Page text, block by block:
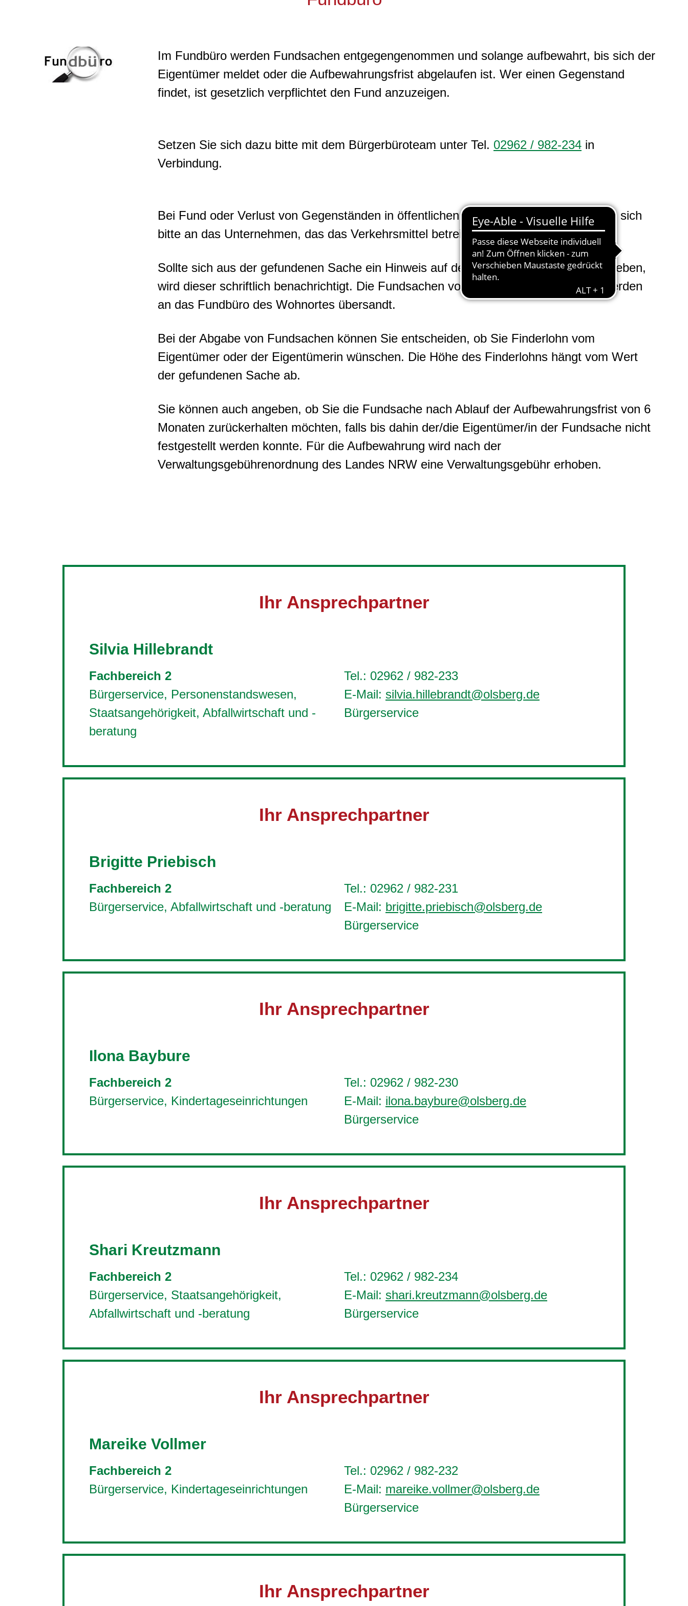
Im Fundbüro werden Fundsachen entgegengenommen und solange aufbewahrt, bis sich der
Eigentümer meldet oder die Aufbewahrungsfrist abgelaufen ist. Wer einen Gegenstand
findet, ist gesetzlich verpflichtet den Fund anzuzeigen.
Setzen Sie sich dazu bitte mit dem Bürgerbüroteam unter Tel. 02962 / 982-234 in
Verbindung.
Bei Fund oder Verlust von Gegenständen in öffentlichen Verkehrsmitteln, wenden Sie sich
bitte an das Unternehmen, das das Verkehrsmittel betreibt.
Sollte sich aus der gefundenen Sache ein Hinweis auf den möglichen Eigentümer ergeben,
wird dieser schriftlich benachrichtigt. Die Fundsachen von „auswärtigen“ Verlierern werden
an das Fundbüro des Wohnortes übersandt.
Bei der Abgabe von Fundsachen können Sie entscheiden, ob Sie Finderlohn vom
Eigentümer oder der Eigentümerin wünschen. Die Höhe des Finderlohns hängt vom Wert
der gefundenen Sache ab.
Sie können auch angeben, ob Sie die Fundsache nach Ablauf der Aufbewahrungsfrist von 6
Monaten zurückerhalten möchten, falls bis dahin der/die Eigentümer/in der Fundsache nicht
festgestellt werden konnte. Für die Aufbewahrung wird nach der
Verwaltungsgebührenordnung des Landes NRW eine Verwaltungsgebühr erhoben.
Ihr Ansprechpartner
Silvia Hillebrandt
Fachbereich 2
Bürgerservice, Personenstandswesen,
Staatsangehörigkeit, Abfallwirtschaft und -
beratung
Tel.: 02962 / 982-233
E-Mail: silvia.hillebrandt@olsberg.de
Bürgerservice
Ihr Ansprechpartner
Brigitte Priebisch
Fachbereich 2
Bürgerservice, Abfallwirtschaft und -beratung
Tel.: 02962 / 982-231
E-Mail: brigitte.priebisch@olsberg.de
Bürgerservice
Ihr Ansprechpartner
Ilona Baybure
Fachbereich 2
Bürgerservice, Kindertageseinrichtungen
Tel.: 02962 / 982-230
E-Mail: ilona.baybure@olsberg.de
Bürgerservice
Ihr Ansprechpartner
Shari Kreutzmann
Fachbereich 2
Bürgerservice, Staatsangehörigkeit,
Abfallwirtschaft und -beratung
Tel.: 02962 / 982-234
E-Mail: shari.kreutzmann@olsberg.de
Bürgerservice
Ihr Ansprechpartner
Mareike Vollmer
Fachbereich 2
Bürgerservice, Kindertageseinrichtungen
Tel.: 02962 / 982-232
E-Mail: mareike.vollmer@olsberg.de
Bürgerservice
Ihr Ansprechpartner